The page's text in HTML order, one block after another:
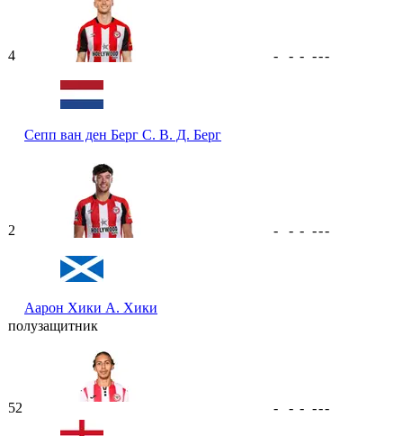
4
Сепп ван ден Берг С. В. Д. Берг
- - - ---
2
Аарон Хики А. Хики
- - - ---
полузащитник
52 - - - ---